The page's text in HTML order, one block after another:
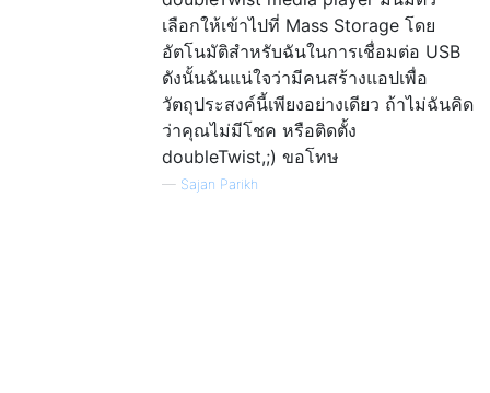
เลือกให้เข้าไปที่ Mass Storage โดย
อัตโนมัติสำหรับฉันในการเชื่อมต่อ USB
ดังนั้นฉันแน่ใจว่ามีคนสร้างแอปเพื่อ
วัตถุประสงค์นี้เพียงอย่างเดียว ถ้าไม่ฉันคิด
ว่าคุณไม่มีโชค หรือติดตั้ง
doubleTwist,;) ขอโทษ
— Sajan Parikh